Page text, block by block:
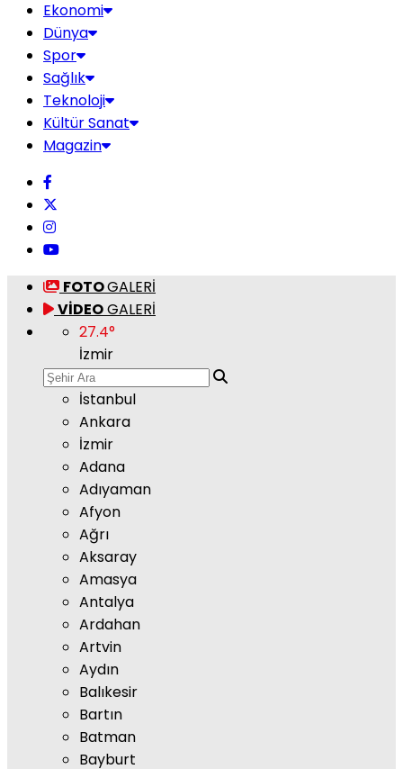
Ekonomi
Dünya
Spor
Sağlık
Teknoloji
Kültür Sanat
Magazin
FOTOGALERİ
VİDEOGALERİ
27.4°
İzmir
İstanbul
Ankara
İzmir
Adana
Adıyaman
Afyon
Ağrı
Aksaray
Amasya
Antalya
Ardahan
Artvin
Aydın
Balıkesir
Bartın
Batman
Bayburt